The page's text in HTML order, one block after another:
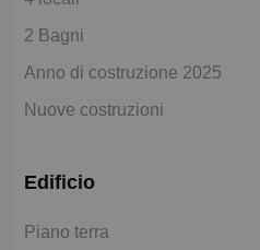
2 Bagni
Anno di costruzione 2025
Nuove costruzioni
Edificio
Piano terra